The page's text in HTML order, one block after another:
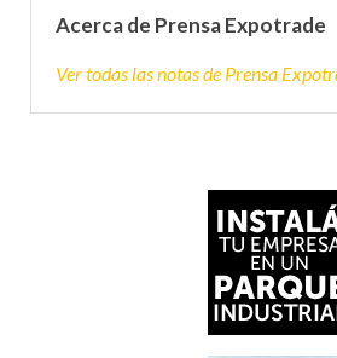
Acerca de Prensa Expotrade
Ver todas las notas de Prensa